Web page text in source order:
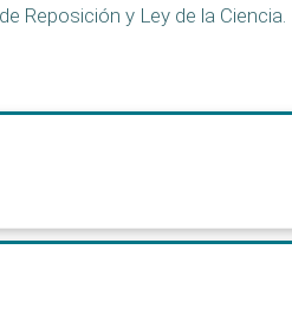
Reposición y Ley de la Ciencia.